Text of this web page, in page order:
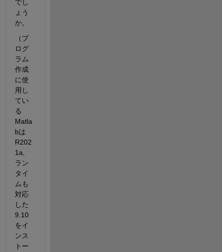
でし
ょう
か。
（プ
ログ
ラム
作成
に使
用し
てい
る
Matla
bは
R202
1a,
ラン
タイ
ムも
対応
した
9.10
をイ
ンス
トー